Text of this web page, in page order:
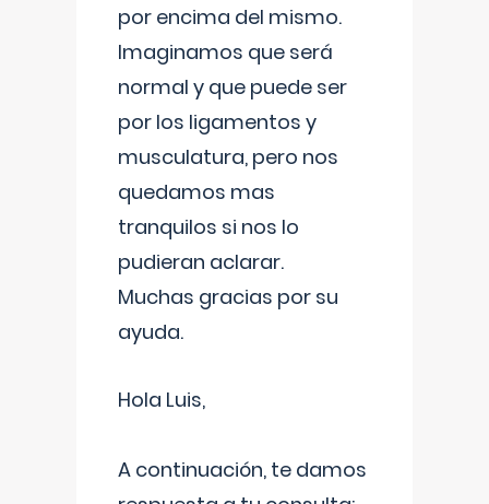
por encima del mismo.
Imaginamos que será
normal y que puede ser
por los ligamentos y
musculatura, pero nos
quedamos mas
tranquilos si nos lo
pudieran aclarar.
Muchas gracias por su
ayuda.
Hola Luis,
A continuación, te damos